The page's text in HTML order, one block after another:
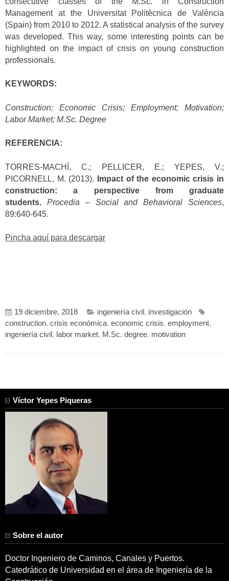
Management at the Universitat Politècnica de València
(Spain) from 2010 to 2012. A statistical analysis of the survey
was developed. This way, some interesting points can be
highlighted on the impact of crisis on young construction
professionals.
KEYWORDS:
Construction; Economic Crisis; Employment; Motivation;
Labor Market; M.Sc. Degree
REFERENCIA:
TORRES-MACHÍ, C.; PELLICER, E.; YEPES, V.;
PICORNELL, M. (2013).
Impact of the economic crisis in
construction: a perspective from graduate
students. Procedia – Social and Behavioral Sciences,
89:640-645.
Pincha aquí para descargar
19 diciembre, 2018 ingeniería civil , investigación
construction, crisis económica, economic crisis, employment,
ingeniería civil , labor market, M.Sc. degree, motivation
Víctor Yepes Piqueras
Sobre el autor
Doctor Ingeniero de Caminos, Canales y Puertos.
Catedrático de Universidad en el área de Ingeniería de la